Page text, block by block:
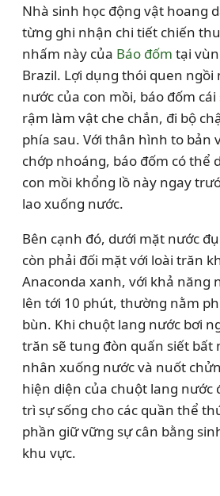
Nhà sinh học động vật hoang
từng ghi nhận chi tiết chiến
nhấm này của Báo đốm tại
Brazil. Lợi dụng thói quen ngồi
nước của con mồi, báo đốm
rậm làm vật che chắn, đi bộ
phía sau. Với thân hình to bản
chớp nhoáng, báo đốm có thể
con mồi khổng lồ này ngay
lao xuống nước.
Bên cạnh đó, dưới mặt nước
còn phải đối mặt với loài trăn
Anaconda xanh, với khả năng
lên tới 10 phút, thường nằm
bùn. Khi chuột lang nước bơi
trăn sẽ tung đòn quấn siết bất
nhân xuống nước và nuốt
hiện diện của chuột lang nước
trì sự sống cho các quần thể
phần giữ vững sự cân bằng
khu vực.